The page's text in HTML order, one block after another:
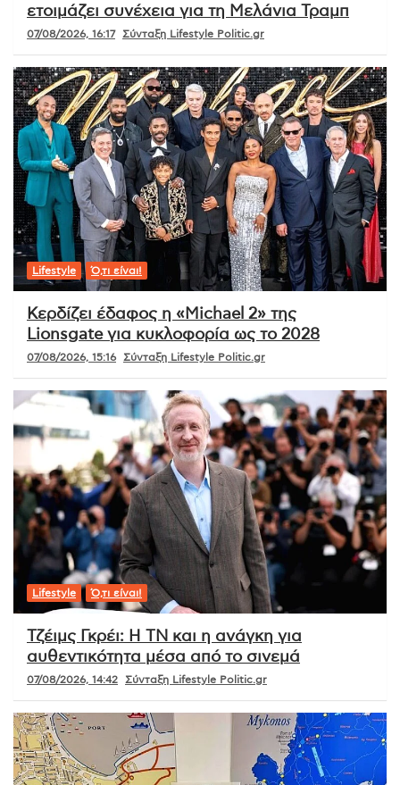
ετοιμάζει συνέχεια για τη Μελάνια Τραμπ
07/08/2026, 16:17 Σύνταξη Lifestyle Politic.gr
Lifestyle Ό,τι είναι!
Κερδίζει έδαφος η «Michael 2» της
Lionsgate για κυκλοφορία ως το 2028
07/08/2026, 15:16 Σύνταξη Lifestyle Politic.gr
Lifestyle Ό,τι είναι!
Τζέιμς Γκρέι: Η ΤΝ και η ανάγκη για
αυθεντικότητα μέσα από το σινεμά
07/08/2026, 14:42 Σύνταξη Lifestyle Politic.gr